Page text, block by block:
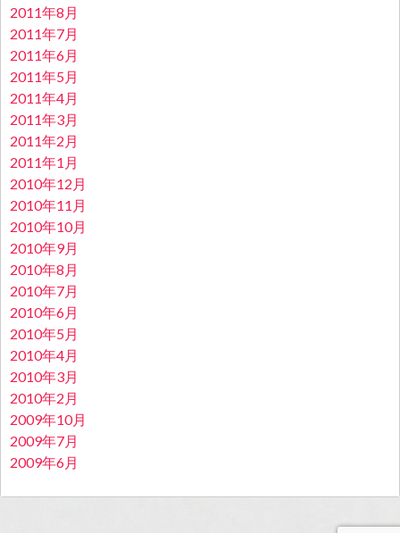
2011年8月
2011年7月
2011年6月
2011年5月
2011年4月
2011年3月
2011年2月
2011年1月
2010年12月
2010年11月
2010年10月
2010年9月
2010年8月
2010年7月
2010年6月
2010年5月
2010年4月
2010年3月
2010年2月
2009年10月
2009年7月
2009年6月